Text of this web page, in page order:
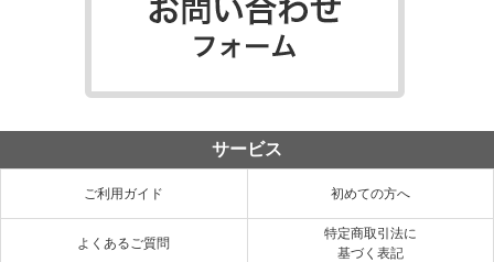
サービス
ご利用ガイド 初めての方へ
よくあるご質問
特定商取引法に
基づく表記